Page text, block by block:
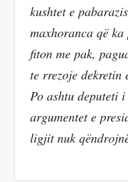
kushtet e
maxhoranca që
fiton me pak,
te rrezoje dekretin
Po ashtu deputeti
argumentet e
ligjit nuk